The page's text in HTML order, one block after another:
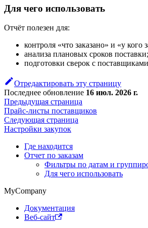
Для чего использовать
Отчёт полезен для:
контроля «что заказано» и «у кого
анализа плановых сроков поставки;
подготовки сверок с
Отредактировать эту страницу
Последнее обновление 16 июл. 2026 г.
Предыдущая страница
Прайс-листы поставщиков
Следующая страница
Настройки закупок
Где находится
Отчет по заказам
Фильтры по датам и
Для чего использовать
MyCompany
Документация
Веб-сайт